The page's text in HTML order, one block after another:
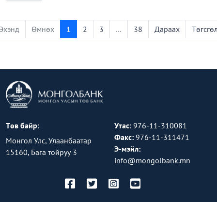
Өмнөх 1 2 3 … 38 Дараах
Төв байр:
Монгол Улс, Улаанбаатар
15160, Бага тойруу 3
Утас: 976-11-310081
Факс: 976-11-311471
Э-мэйл:
info@mongolbank.mn